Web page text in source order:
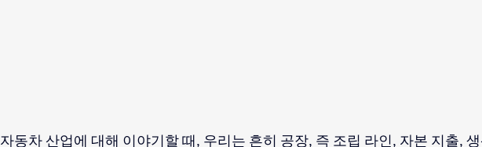
자동차 산업에 대해 이야기할 때, 우리는 흔히 공장, 즉 조립 라인, 자본 지출,